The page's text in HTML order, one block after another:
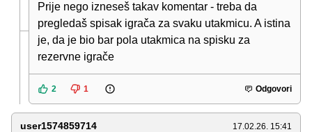
Prije nego izneseš takav komentar - treba da
pregledaš spisak igrača za svaku utakmicu. A istina
je, da je bio bar pola utakmica na spisku za
rezervne igrače
2 1 Odgovori
user1574859714 17.02.26. 15:41